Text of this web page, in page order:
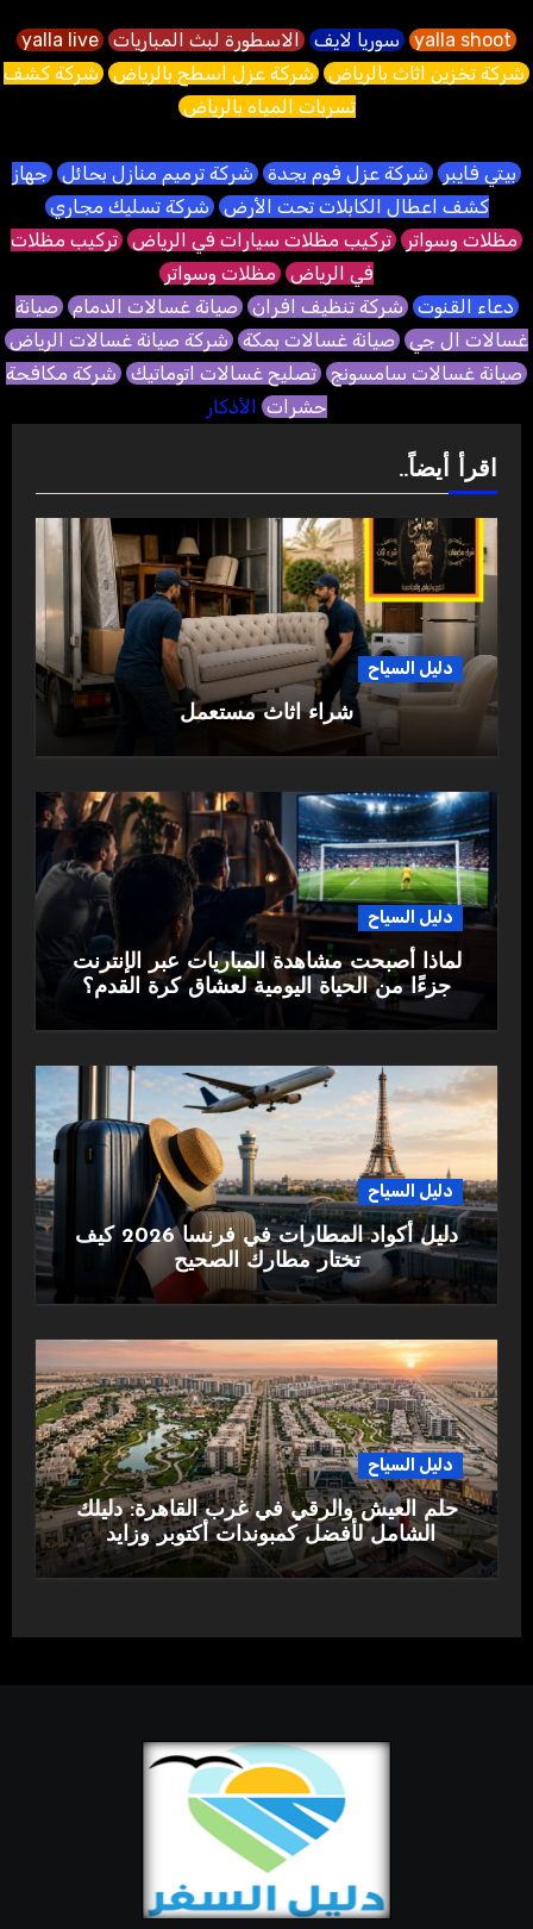
yalla shoot سوريا لايف الاسطورة لبث المباريات yalla live
شركة تخزين اثاث بالرياض شركة عزل اسطح بالرياض شركة كشف
تسربات المياه بالرياض
بيتي فايبر شركة عزل فوم بجدة شركة ترميم منازل بحائل جهاز
كشف اعطال الكابلات تحت الأرض شركة تسليك مجاري
مظلات وسواتر تركيب مظلات سيارات في الرياض تركيب مظلات
في الرياض مظلات وسواتر
دعاء القنوت شركة تنظيف افران صيانة غسالات الدمام صيانة
غسالات ال جي صيانة غسالات بمكة شركة صيانة غسالات الرياض
صيانة غسالات سامسونج تصليح غسالات اتوماتيك شركة مكافحة
حشرات الأذكار
اقرأ أيضاً..
دليل السياح
شراء اثاث مستعمل
دليل السياح
لماذا أصبحت مشاهدة المباريات عبر الإنترنت
جزءًا من الحياة اليومية لعشاق كرة القدم؟
دليل السياح
دليل أكواد المطارات في فرنسا 2026 كيف
تختار مطارك الصحيح
دليل السياح
حلم العيش والرقي في غرب القاهرة: دليلك
الشامل لأفضل كمبوندات أكتوبر وزايد